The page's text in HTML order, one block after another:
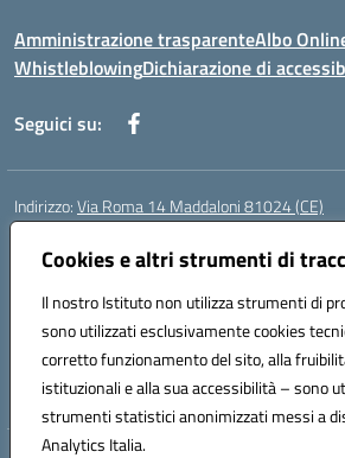
Cookies e altri strumenti di
Il nostro Istituto non utilizza strumenti di
sono utilizzati esclusivamente cookies
corretto funzionamento del sito, alla
istituzionali e alla sua accessibilità – sono
strumenti statistici anonimizzati messi a
Analytics Italia.
Amministrazione trasparenteAlbo
WhistleblowingDichiarazione di
Seguici su:
Indirizzo:Via Roma 14 Maddaloni 81024 (CE)
Centralino:
Posta elettronica certificata (PEC):
Codice fiscale: 80006190617
Codice meccanografico:CEIC8AN00R
Codice Indice delle Pubbliche Amministrazioni
Codice unico di fatturazione (CUF): UFORSV